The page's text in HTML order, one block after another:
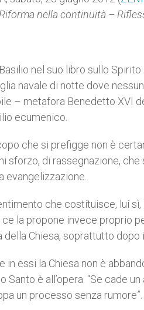
Riforma nella continuità –
Basilio nel suo libro sullo
navale di notte dove
– metafora Benedetto XVI
ecumenico.
che si prefigge non è
sforzo, di rassegnazione,
evangelizzazione.
che costituisce, lui
ce la propone invece proprio
della Chiesa, soprattutto
in essi la Chiesa non è
Santo è all’opera. “Se cade
un processo senza rumore”.